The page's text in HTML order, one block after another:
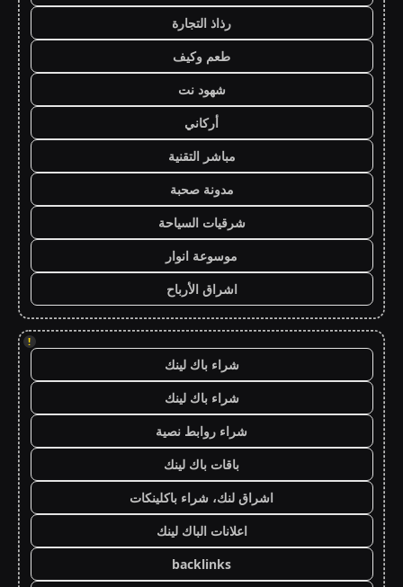
رذاذ التجارة
طعم وكيف
شهود نت
أركاني
مباشر التقنية
مدونة صحبة
شرقيات السياحة
موسوعة انوار
اشراق الأرباح
!
شراء باك لينك
شراء باك لينك
شراء روابط نصية
باقات باك لينك
اشراق لنك، شراء باكلينكات
اعلانات الباك لينك
backlinks